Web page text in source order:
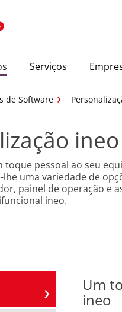
Serviços
de Software
ineo
toque pessoal ao seu
lhe uma variedade de
painel de operação e
ineo.
Um
ineo